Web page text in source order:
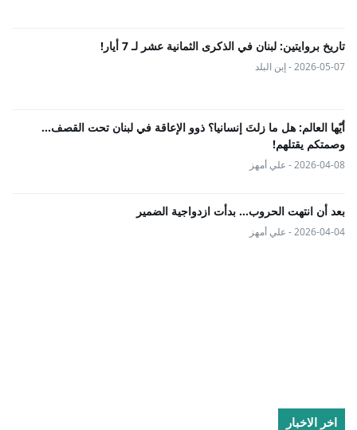
تاريخ بروايتين: لبنان في الذكرى الثمانية عشر لـ 7 أيار!
2026-05-07 - إبن البلد
أيّها العالم: هل ما زلتَ إنسانيا؟ ذوو الإعاقة في لبنان تحت القصف...
وصمتكم يقتلهم!
2026-04-08 - علي أمهز
بعد أن انتهت الحروب… بدأت ازدواجية الضمير
2026-04-04 - علي أمهز
اخر الاخبار